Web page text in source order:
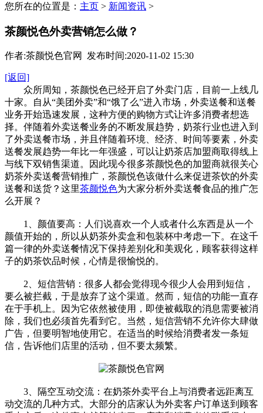
您所在的位置是： 主页 > 新闻资讯 >
茶颜悦色外卖营销怎么做？
作者:茶颜悦色官网 发布时间:2020-11-02 15:30
[返回]
众所周知，茶颜悦色已经开启了外卖门店，目前一上线几
十家。自从“美团外卖”和“饿了么”进入市场，外卖送餐和送餐
业务开始迅速发展，这种方便的购物方式让许多消费者想选
择。伴随着外卖送餐业务的不断发展趋势，奶茶行业也进入到
了外卖送餐市场，并且伴随着环境、经济、时间等要素，外卖
送餐发展趋势一年比一年强盛，可以让奶茶店加盟商取得线上
与线下双销售渠道。因此现今很多茶颜悦色的加盟商就很关心
奶茶外卖送餐营销推广，茶颜悦色该做什么来促进茶饮的外卖
送餐和送货？这里茶颜悦色为大家分析外卖送餐食品的推广怎
么开展？
1、颜值要高：人们说喜欢一个人或者什么东西是从一个
颜值开始的，所以从奶茶外卖盒和包装杯中考虑一下。在这千
篇一律的外卖送餐情况下保持差别化和美观化，顾客获得这样
子的奶茶饮品时候，心情是很愉悦的。
2、短信营销：很多人都会觉得现今很少人会用到短信，
要么被拦截，于是放弃了这个渠道。然而，短信的功能一直存
在于手机上。因为它依然被使用，即使被截取的消息需要被消
除，我们也必须首先看到它。当然，短信营销不允许你大肆做
广告，但要明智地使用它。在适当的时候给消费者发一条短
信，告诉他们店里的活动，但不要太频繁。
3、隔空互动交流：在奶茶外卖平台上与消费者远距离互
动交流的几种方式。大部分的店家认为外卖客户订单送到顾客